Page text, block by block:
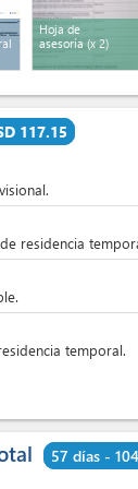
Hoja de
asesoría (x 2)
117.15
residencia
temporal.
57 días -